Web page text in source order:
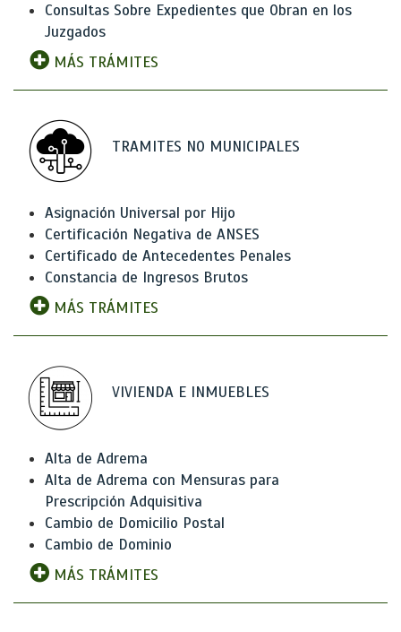
Consultas Sobre Expedientes que Obran en los
Juzgados
MÁS TRÁMITES
TRAMITES NO MUNICIPALES
Asignación Universal por Hijo
Certificación Negativa de ANSES
Certificado de Antecedentes Penales
Constancia de Ingresos Brutos
MÁS TRÁMITES
VIVIENDA E INMUEBLES
Alta de Adrema
Alta de Adrema con Mensuras para
Prescripción Adquisitiva
Cambio de Domicilio Postal
Cambio de Dominio
MÁS TRÁMITES